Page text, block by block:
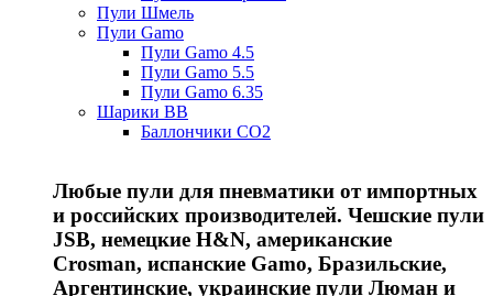
Пули Шмель
Пули Gamo
Пули Gamo 4.5
Пули Gamo 5.5
Пули Gamo 6.35
Шарики BB
Баллончики CO2
Любые пули для пневматики от импортных
и российских производителей. Чешские пули
JSB, немецкие H&N, американские
Crosman, испанские Gamo, Бразильские,
Аргентинские, украинские пули Люман и